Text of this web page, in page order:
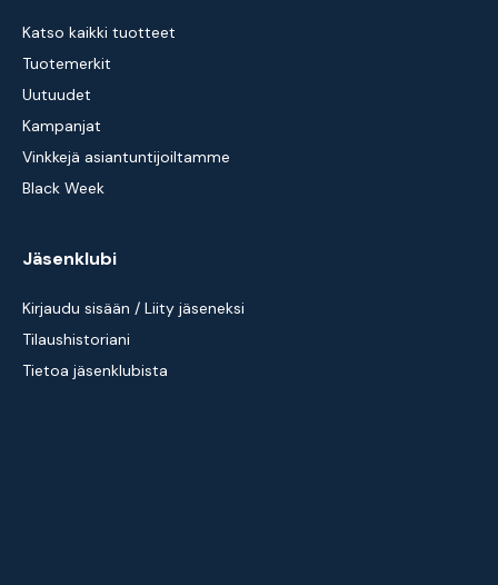
Katso kaikki tuotteet
Tuotemerkit
Uutuudet
Kampanjat
Vinkkejä asiantuntijoiltamme
Black Week
Jäsenklubi
Kirjaudu sisään / Liity jäseneksi
Tilaushistoriani
Tietoa jäsenklubista